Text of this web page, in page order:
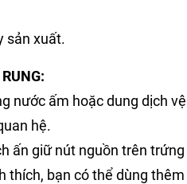
sản xuất.
nước ấm hoặc dung dịch
hệ.
ấn giữ nút nguồn trên
thích, bạn có thể dùng